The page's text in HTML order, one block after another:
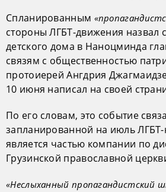
Спланированным
стороны ЛГБТ-движения назвал
детского дома в Наноцминда
связям с общественностью
протоиерей Ангдрия
10 июня написал на своей
По его словам, это событие
запланированной на июль ЛГБТ-
является частью компании по
Грузинской православной
«Неслыханный пропагандистский